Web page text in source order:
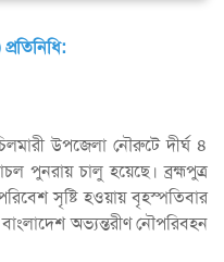
উপজেলা নৌরুটে দীর্ঘ ৪
পুনরায় চালু হয়েছে। ব্রহ্মপুত্র
সৃষ্টি হওয়ায় বৃহস্পতিবার
অভ্যন্তরীণ নৌপরিবহন